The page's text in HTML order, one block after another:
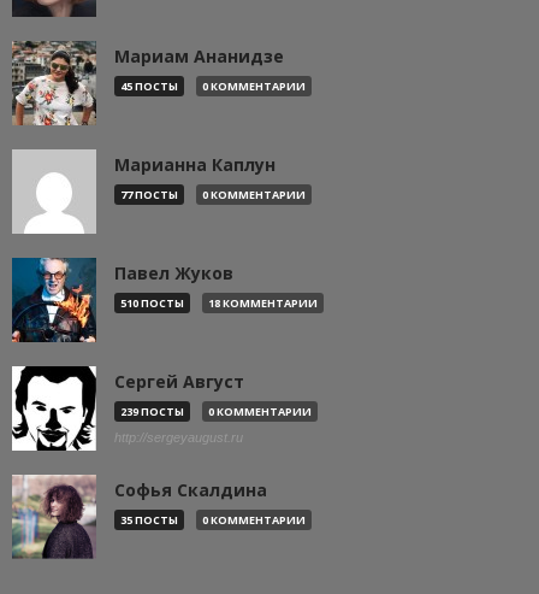
Мариам Ананидзе
45 ПОСТЫ 0 КОММЕНТАРИИ
Марианна Каплун
77 ПОСТЫ 0 КОММЕНТАРИИ
Павел Жуков
510 ПОСТЫ 18 КОММЕНТАРИИ
Сергей Август
239 ПОСТЫ 0 КОММЕНТАРИИ
http://sergeyaugust.ru
Софья Скалдина
35 ПОСТЫ 0 КОММЕНТАРИИ